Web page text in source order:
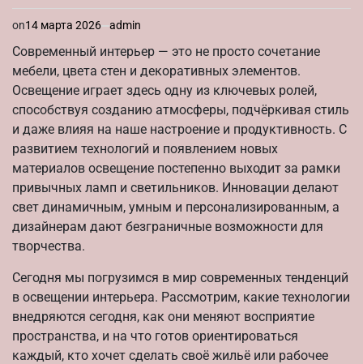
on14 марта 2026 admin
Современный интерьер — это не просто сочетание
мебели, цвета стен и декоративных элементов.
Освещение играет здесь одну из ключевых ролей,
способствуя созданию атмосферы, подчёркивая стиль
и даже влияя на наше настроение и продуктивность. С
развитием технологий и появлением новых
материалов освещение постепенно выходит за рамки
привычных ламп и светильников. Инновации делают
свет динамичным, умным и персонализированным, а
дизайнерам дают безграничные возможности для
творчества.
Сегодня мы погрузимся в мир современных тенденций
в освещении интерьера. Рассмотрим, какие технологии
внедряются сегодня, как они меняют восприятие
пространства, и на что готов ориентироваться
каждый, кто хочет сделать своё жильё или рабочее